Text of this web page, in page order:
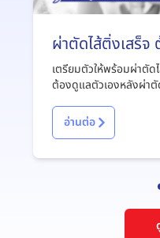
ผ่าตัดไส้ติ่งเสร็จ
?
เตรียมตัวให้พร้อมผ่าตัด
ต้องดูแลตัวเองหลังผ่าตั
อ่านต่อ